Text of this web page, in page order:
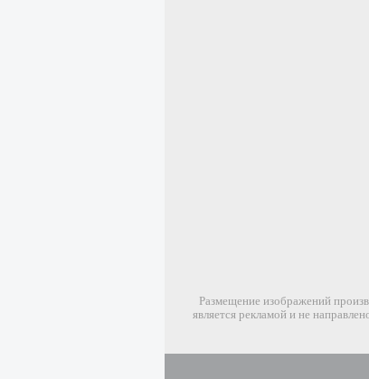
Размещение изображений
является рекламой и не